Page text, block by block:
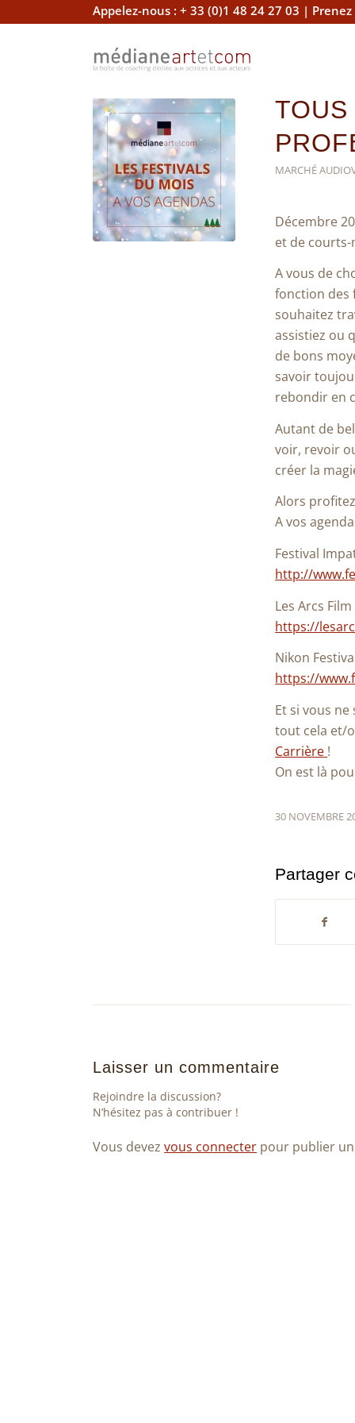
Appelez-nous :+ 33 (0)1 48 24 27 03 |
TOUS
MARCHÉ
Décembre
et de courts-
A vous de
fonction des
souhaitez
assistiez ou
de bons
savoir
rebondir en
Autant de
voir, revoir
créer la
Alors
A vos
Festival
http://
Les Arcs
https://
Nikon
https://
Et si vous
tout cela et/
Carrière !
On est là
30 NOVEMBRE
Partager
Laisser un commentaire
Rejoindre la discussion?
N’hésitez pas à contribuer !
Vous devezvous connecter pour publier